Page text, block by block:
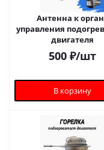
Антенна к
управления
двигателя
500₽/шт
В корзину